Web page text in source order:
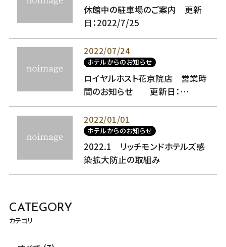
休館中の駐車場のご案内 更新
日：2022/7/25
2022/07/24
ホテルからのお知らせ
ロイヤルホスト花京院店 営業時
間のお知らせ 更新日：
2023/03/12
2022/01/01
ホテルからのお知らせ
2022.1 リッチモンドホテルズ感
染拡大防止の取組み
CATEGORY
カテゴリ